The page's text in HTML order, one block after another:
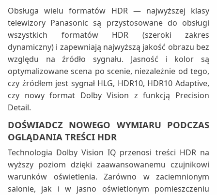
Obsługa wielu formatów HDR — najwyższej klasy
telewizory Panasonic są przystosowane do obsługi
wszystkich formatów HDR (szeroki zakres
dynamiczny) i zapewniają najwyższą jakość obrazu bez
względu na źródło sygnału. Jasność i kolor są
optymalizowane scena po scenie, niezależnie od tego,
czy źródłem jest sygnał HLG, HDR10, HDR10 Adaptive,
czy nowy format Dolby Vision z funkcją Precision
Detail.
DOŚWIADCZ NOWEGO WYMIARU PODCZAS
OGLĄDANIA TREŚCI HDR
Technologia Dolby Vision IQ przenosi treści HDR na
wyższy poziom dzięki zaawansowanemu czujnikowi
warunków oświetlenia. Zarówno w zaciemnionym
salonie, jak i w jasno oświetlonym pomieszczeniu